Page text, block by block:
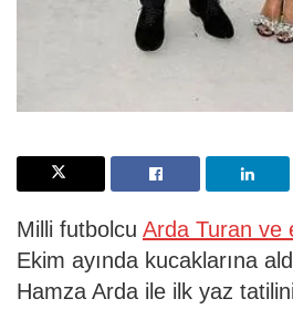
Milli futbolcu Arda Turan ve
Ekim ayında kucaklarına
Hamza Arda ile ilk yaz